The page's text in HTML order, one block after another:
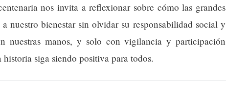
nos invita a reflexionar sobre cómo las grandes
nuestro bienestar sin olvidar su responsabilidad social y
nuestras manos, y solo con vigilancia y participación
siga siendo positiva para todos.